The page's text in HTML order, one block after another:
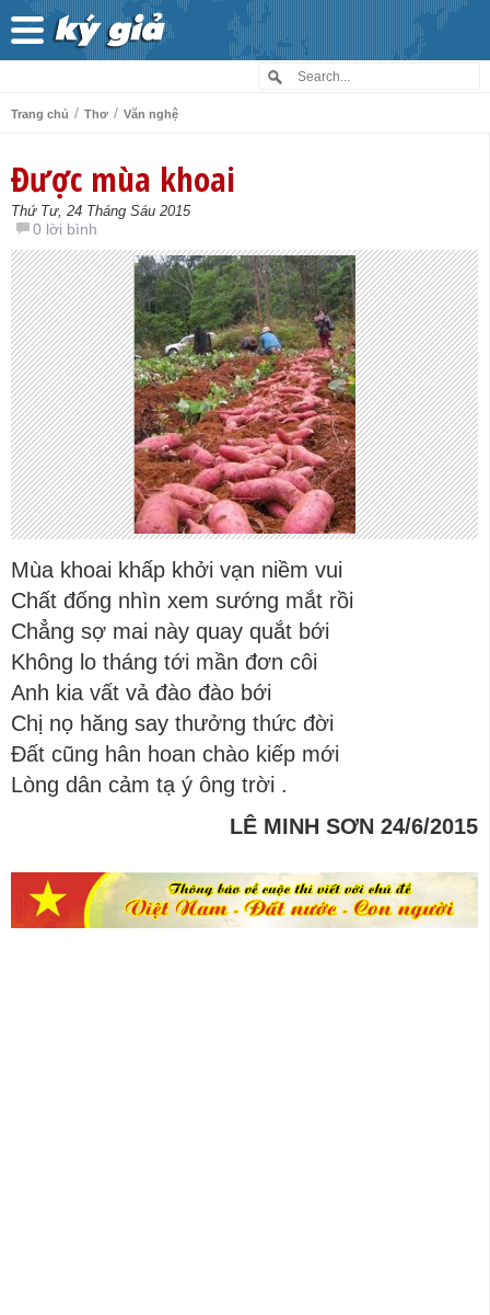
Trang chủ / Thơ / Văn nghệ
Được mùa khoai
Thứ Tư, 24 Tháng Sáu 2015
0 lời bình
Mùa khoai khấp khởi vạn niềm vui
Chất đống nhìn xem sướng mắt rồi
Chẳng sợ mai này quay quắt bới
Không lo tháng tới mần đơn côi
Anh kia vất vả đào đào bới
Chị nọ hăng say thưởng thức đời
Đất cũng hân hoan chào kiếp mới
Lòng dân cảm tạ ý ông trời .
LÊ MINH SƠN 24/6/2015